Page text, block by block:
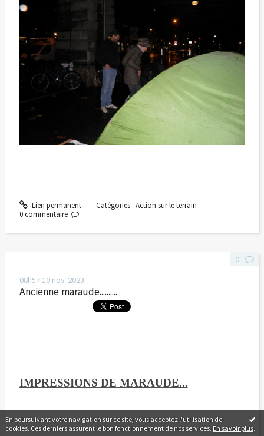
En poursuivant votre navigation sur ce site, vous acceptez l'utilisation de
cookies. Ces derniers assurent le bon fonctionnement de nos services. En savoir plus.
Lien permanent Catégories : Action sur le terrain
0 commentaire
08h5710 nov. 2023
Ancienne maraude..........
IMPRESSIONS DE MARAUDE...
0